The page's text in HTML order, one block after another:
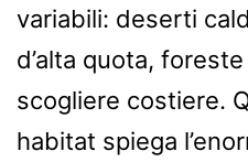
variabili: deserti
d’alta quota,
scogliere costiere.
habitat spiega